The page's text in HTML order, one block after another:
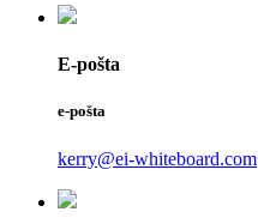
E-pošta
e-pošta
kerry@ei-whiteboard.com